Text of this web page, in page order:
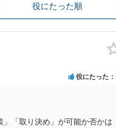
役にたった順
役にたった
「取り決め」が可能か否かは